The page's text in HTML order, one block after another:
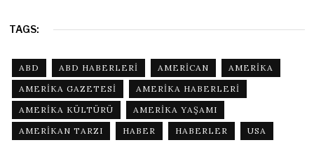
TAGS:
ABD ABD HABERLERI AMERICAN
AMERIKA
AMERIKA GAZETESI
AMERIKA HABERLERI
AMERIKA KÜLTÜRÜ
AMERIKA YAŞAMI
AMERIKAN TARZI
HABER HABERLER USA